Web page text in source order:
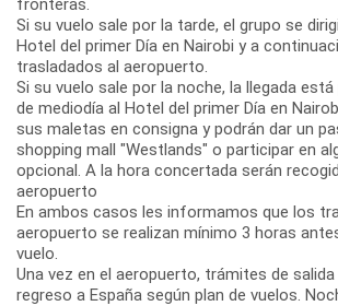
Si su vuelo sale por la tarde, el grupo se
Hotel del primer Día en Nairobi y a
trasladados al aeropuerto.
Si su vuelo sale por la noche, la llegada
de mediodía al Hotel del primer Día en
sus maletas en consigna y podrán dar un
shopping mall "Westlands" o participar en
opcional. A la hora concertada serán
aeropuerto
En ambos casos les informamos que los
aeropuerto se realizan mínimo 3 horas
vuelo.
Una vez en el aeropuerto, trámites de
regreso a España según plan de vuelos.